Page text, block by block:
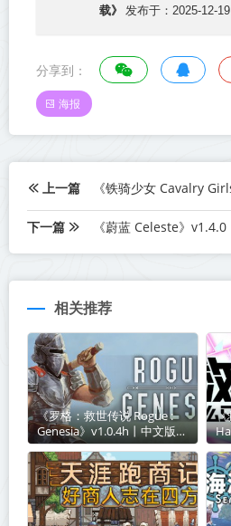
载》
发布于：2025-12-19
分享到：
海报
上一篇 《铁骑少女 Cavalry Girls》
下一篇 《蔚蓝 Celeste》
相关推荐
《罗格：救世传说 Rogue :
Genesia》v1.0.4h丨中文版网
盘下载
《
机